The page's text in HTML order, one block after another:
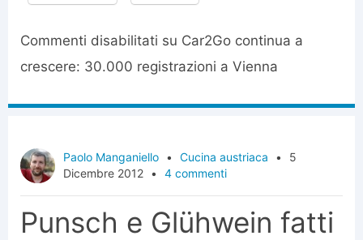
Commenti disabilitati su Car2Go continua a
crescere: 30.000 registrazioni a Vienna
Paolo Manganiello • Cucina austriaca •
5
Dicembre 2012 • 4 commenti
Punsch e Glühwein fatti